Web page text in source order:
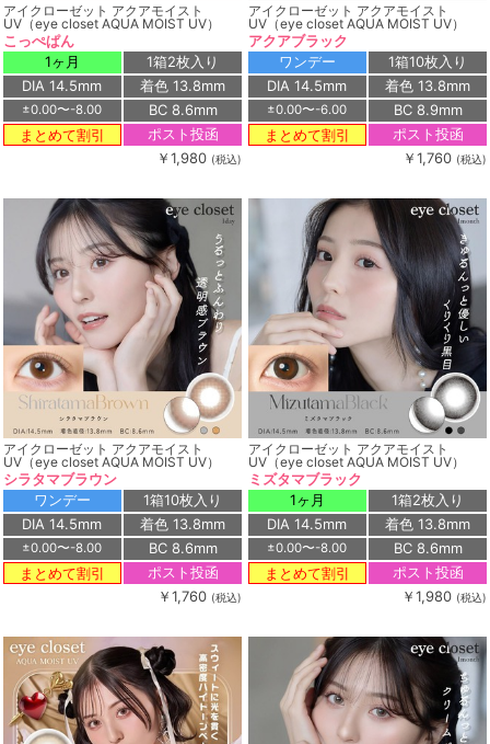
アイクローゼット アクアモイスト
UV（eye closet AQUA MOIST UV）
こっぺぱん
1ヶ月
1箱2枚入り
DIA 14.5mm
着色 13.8mm
±0.00〜-8.00
BC 8.6mm
まとめて割引
ポスト投函
￥1,980 (税込)
アイクローゼット アクアモイスト
UV（eye closet AQUA MOIST UV）
アクアブラック
ワンデー
1箱10枚入り
DIA 14.5mm
着色 13.8mm
±0.00〜-6.00
BC 8.9mm
まとめて割引
ポスト投函
￥1,760 (税込)
アイクローゼット アクアモイスト
UV（eye closet AQUA MOIST UV）
シラタマブラウン
ワンデー
1箱10枚入り
DIA 14.5mm
着色 13.8mm
±0.00〜-8.00
BC 8.6mm
まとめて割引
ポスト投函
￥1,760 (税込)
アイクローゼット アクアモイスト
UV（eye closet AQUA MOIST UV）
ミズタマブラック
1ヶ月
1箱2枚入り
DIA 14.5mm
着色 13.8mm
±0.00〜-8.00
BC 8.6mm
まとめて割引
ポスト投函
￥1,980 (税込)